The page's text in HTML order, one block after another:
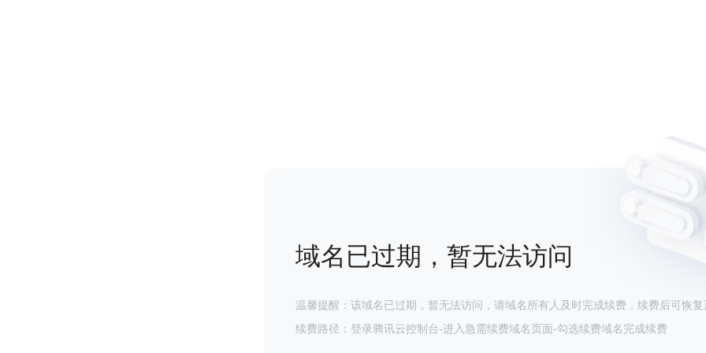
域名已过期，暂无法访问
温馨提醒：该域名已过期，暂无法访问，请域名所有人及时完成续费，续费后可恢复
续费路径：登录腾讯云控制台-进入急需续费域名页面-勾选续费域名完成续费